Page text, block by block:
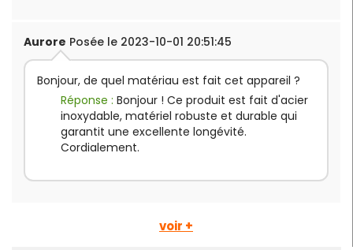
Aurore Posée le 2023-10-01 20:51:45
Bonjour, de quel matériau est fait cet appareil ?
Réponse : Bonjour ! Ce produit est fait d'acier
inoxydable, matériel robuste et durable qui
garantit une excellente longévité.
Cordialement.
voir +